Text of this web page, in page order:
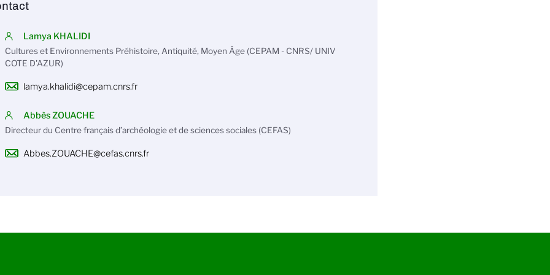
Lamya KHALIDI
Cultures et Environnements Préhistoire, Antiquité, Moyen Âge (CEPAM - CNRS/ UNIV
COTE D'AZUR)
lamya.khalidi@cepam.cnrs.fr
Abbès ZOUACHE
Directeur du Centre français d’archéologie et de sciences sociales (CEFAS)
Abbes.ZOUACHE@cefas.cnrs.fr